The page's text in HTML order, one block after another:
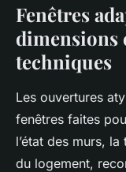
Fenêtres
dimensions
techniques
Les ouvertures
fenêtres faites
l’état des murs,
du logement,